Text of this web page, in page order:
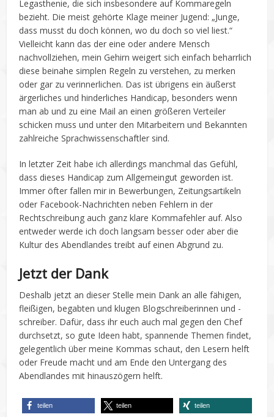
Legasthenie, die sich insbesondere auf Kommaregeln
bezieht. Die meist gehörte Klage meiner Jugend: „Junge,
dass musst du doch können, wo du doch so viel liest.“
Vielleicht kann das der eine oder andere Mensch
nachvollziehen, mein Gehirn weigert sich einfach beharrlich
diese beinahe simplen Regeln zu verstehen, zu merken
oder gar zu verinnerlichen. Das ist übrigens ein äußerst
ärgerliches und hinderliches Handicap, besonders wenn
man ab und zu eine Mail an einen größeren Verteiler
schicken muss und unter den Mitarbeitern und Bekannten
zahlreiche Sprachwissenschaftler sind.
In letzter Zeit habe ich allerdings manchmal das Gefühl,
dass dieses Handicap zum Allgemeingut geworden ist.
Immer öfter fallen mir in Bewerbungen, Zeitungsartikeln
oder Facebook-Nachrichten neben Fehlern in der
Rechtschreibung auch ganz klare Kommafehler auf. Also
entweder werde ich doch langsam besser oder aber die
Kultur des Abendlandes treibt auf einen Abgrund zu.
Jetzt der Dank
Deshalb jetzt an dieser Stelle mein Dank an alle fähigen,
fleißigen, begabten und klugen Blogschreiberinnen und -
schreiber. Dafür, dass ihr euch auch mal gegen den Chef
durchsetzt, so gute Ideen habt, spannende Themen findet,
gelegentlich über meine Kommas schaut, den Lesern helft
oder Freude macht und am Ende den Untergang des
Abendlandes mit hinauszögern helft.
teilen teilen teilen